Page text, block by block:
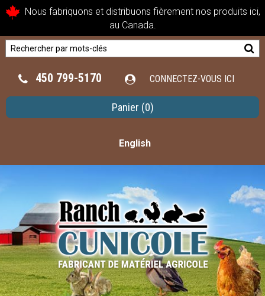
Nous fabriquons et distribuons fièrement nos produits ici,
au Canada.
450 799-5170 CONNECTEZ-VOUS ICI
Panier (0)
English